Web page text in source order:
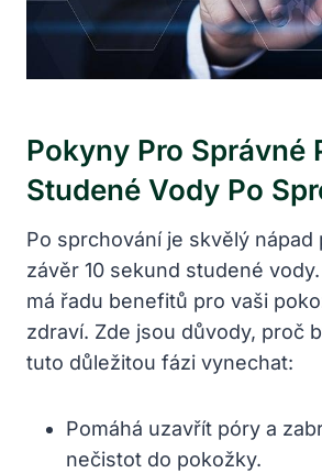
Pokyny Pro Správné
Studené Vody Po
Po sprchování je skvělý nápad
závěr 10 sekund studené
má řadu benefitů pro vaši
zdraví. Zde jsou důvody, proč
tuto důležitou fázi vynechat:
Pomáhá uzavřít póry a
nečistot do pokožky.